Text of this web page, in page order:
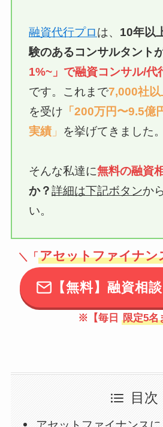
融資代行プロは、 10年以
験のあるコンサルタント
1%~」で融資コンサル/代
です。これまで7,000社
を受け 「200万円〜9.5億
実績 」 を挙げてきました。
そんな私達に無料の融資
か？詳細は下記ボタンか
い。
＼「 アセットファイナン
【無料】融資相
※【毎日 限定5名
目次